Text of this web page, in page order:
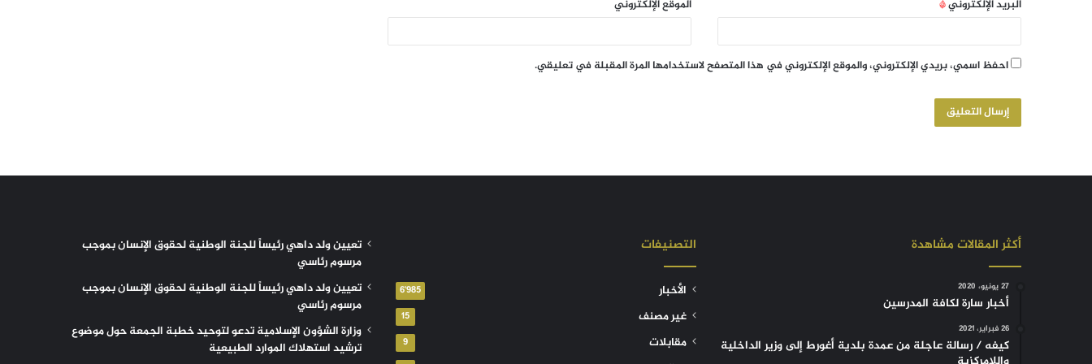
البريد الإلكتروني* الموقع الإلكتروني
احفظ اسمي، بريدي الإلكتروني، والموقع الإلكتروني في هذا المتصفح لاستخدامها المرة المقبلة في تعليقي.
أكثر المقالات مشاهدة
27 يونيو، 2020
أخبار سارة لكافة المدرسين
26 فبراير، 2021
كيفه / رسالة عاجلة من عمدة بلدية أغورط إلى وزير الداخلية
التصنيفات
الأخبار 6٬985
غير مصنف 15
مقابلات 9
تعيين ولد داهي رئيساً للجنة الوطنية لحقوق الإنسان بموجب
مرسوم رئاسي
تعيين ولد داهي رئيساً للجنة الوطنية لحقوق الإنسان بموجب
مرسوم رئاسي
وزارة الشؤون الإسلامية تدعو لتوحيد خطبة الجمعة حول موضوع
ترشيد استهلاك الموارد الطبيعية